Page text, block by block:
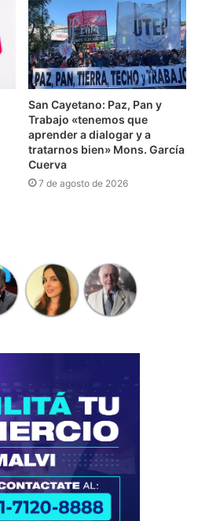
San Cayetano: Paz, Pan y
Trabajo «tenemos que
aprender a dialogar y a
tratarnos bien» Mons. García
Cuerva
7 de agosto de 2026